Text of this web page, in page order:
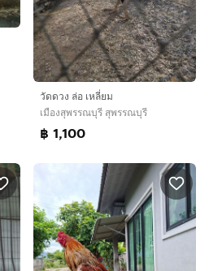
วัดดวง ล่อ เหลี่ยม
เมืองสุพรรณบุรี สุพรรณบุรี
฿ 1,100